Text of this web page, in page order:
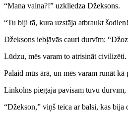
“Mana vaina?!” uzkliedza Džeksons.
“Tu biji tā, kura uzstāja atbraukt
Džeksons iebļāvās cauri durvīm:
Lūdzu, mēs varam to atrisināt civilizēti.
Palaid mūs ārā, un mēs varam runāt
Linkolns piegāja pavisam tuvu
“Džekson,” viņš teica ar balsi, kas bija